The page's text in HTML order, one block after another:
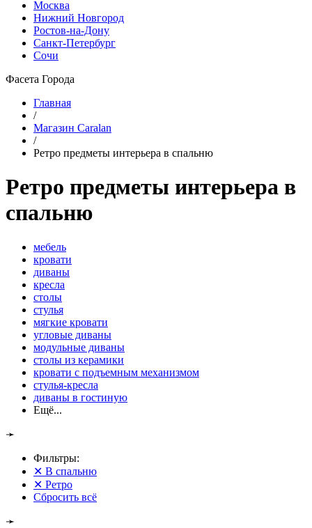
Москва
Нижний Новгород
Ростов-на-Дону
Санкт-Петербург
Сочи
Фасета Города
Главная
/
Магазин Caralan
/
Ретро предметы интерьера в спальню
Ретро предметы интерьера в
спальню
мебель
кровати
диваны
кресла
столы
стулья
мягкие кровати
угловые диваны
модульные диваны
столы из керамики
кровати с подъемным механизмом
стулья-кресла
диваны в гостиную
Ещё...
➛
Фильтры:
✕ В спальню
✕ Ретро
Сбросить всё
➛